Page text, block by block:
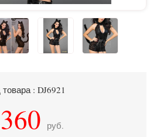
: DJ6921
руб.